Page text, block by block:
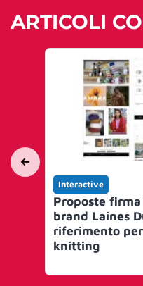
ARTICOLI
Interactive
Proposte
brand Laines
riferimento
knitting